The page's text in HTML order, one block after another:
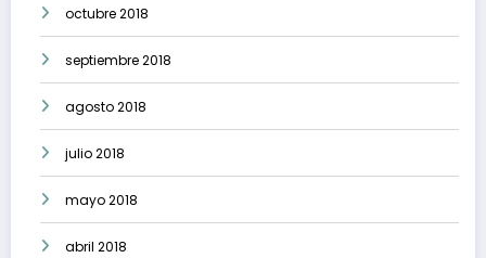
octubre 2018
septiembre 2018
agosto 2018
julio 2018
mayo 2018
abril 2018